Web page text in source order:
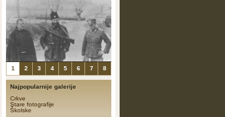
1 2 3 4 5 6 7 8
Najpopularnije galerije
Crkve
Stare fotografije
Školske